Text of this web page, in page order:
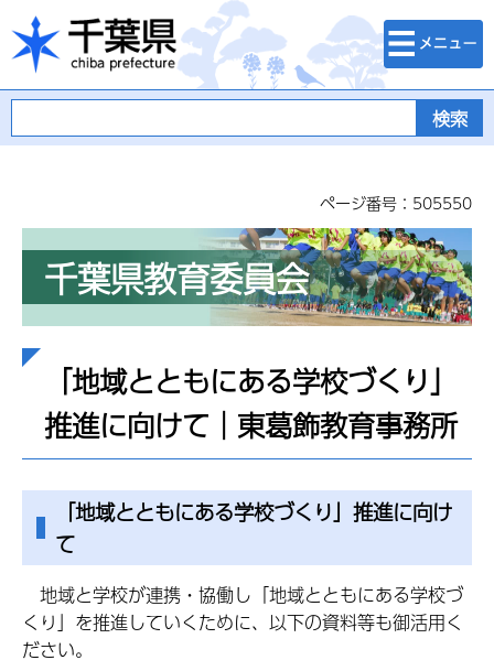
千葉県
検索・メニュ
ー
ページ番号：505550
千葉県教育委員会
「地域とともにある学校づくり」
推進に向けて│東葛飾教育事務所
「地域とともにある学校づくり」推進に向け
て
地域と学校が連携・協働し「地域とともにある学校づ
くり」を推進していくために、以下の資料等も御活用く
ださい。